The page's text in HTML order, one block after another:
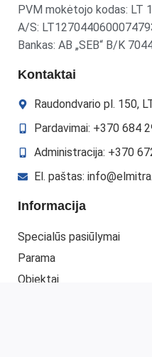
PVM mokėtojo kodas: LT
A/S:
Bankas: AB „SEB“ B/K
Kontaktai
Raudondvario pl. 150,
Pardavimai: +370 684
Administracija: +370
El. paštas:
Informacija
Specialūs pasiūlymai
Parama
Objektai